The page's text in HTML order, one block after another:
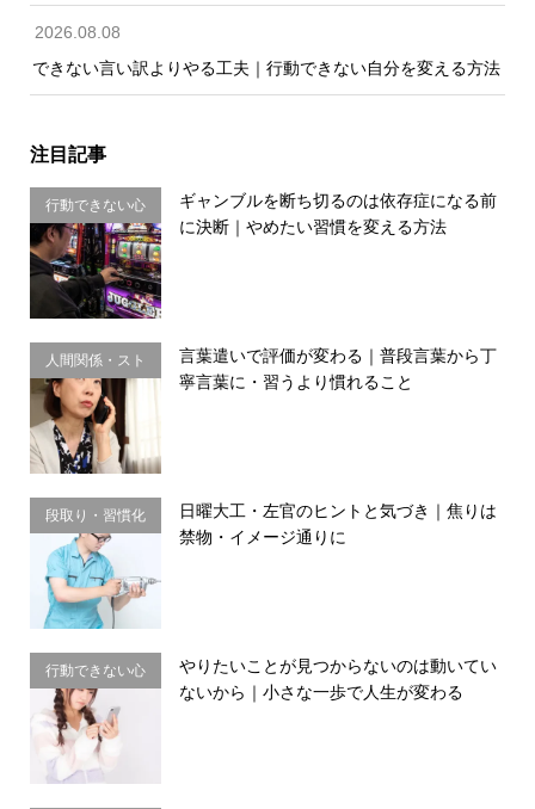
2026.08.08
できない言い訳よりやる工夫｜行動できない自分を変える方法
注目記事
行動できない心
理・思い込み
ギャンブルを断ち切るのは依存症になる前
に決断｜やめたい習慣を変える方法
人間関係・スト
レス
言葉遣いで評価が変わる｜普段言葉から丁
寧言葉に・習うより慣れること
段取り・習慣化
日曜大工・左官のヒントと気づき｜焦りは
禁物・イメージ通りに
行動できない心
理・思い込み
やりたいことが見つからないのは動いてい
ないから｜小さな一歩で人生が変わる